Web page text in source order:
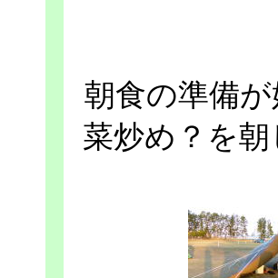
朝食の準備
菜炒め？を